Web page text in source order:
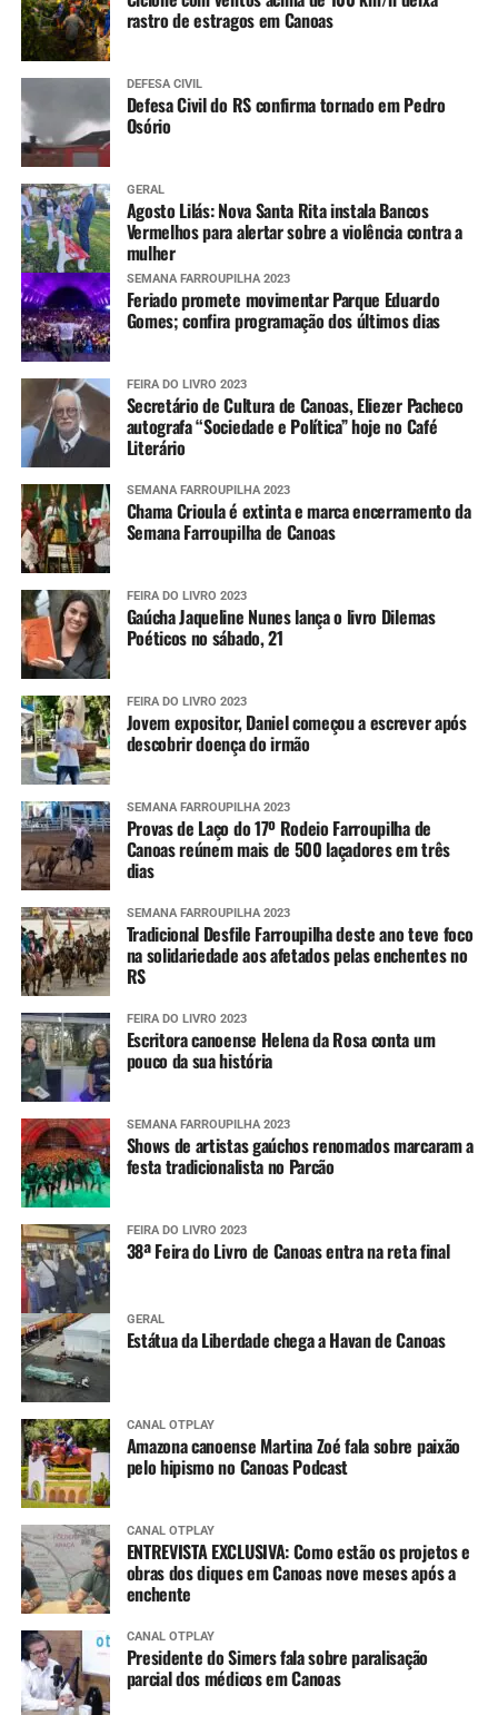
rastro de estragos em Canoas
DEFESA CIVIL
Defesa Civil do RS confirma tornado em Pedro
Osório
GERAL
Agosto Lilás: Nova Santa Rita instala Bancos
Vermelhos para alertar sobre a violência contra a
mulher
SEMANA FARROUPILHA 2023
Feriado promete movimentar Parque Eduardo
Gomes; confira programação dos últimos dias
FEIRA DO LIVRO 2023
Secretário de Cultura de Canoas, Eliezer Pacheco
autografa “Sociedade e Política” hoje no Café
Literário
SEMANA FARROUPILHA 2023
Chama Crioula é extinta e marca encerramento da
Semana Farroupilha de Canoas
FEIRA DO LIVRO 2023
Gaúcha Jaqueline Nunes lança o livro Dilemas
Poéticos no sábado, 21
FEIRA DO LIVRO 2023
Jovem expositor, Daniel começou a escrever após
descobrir doença do irmão
SEMANA FARROUPILHA 2023
Provas de Laço do 17º Rodeio Farroupilha de
Canoas reúnem mais de 500 laçadores em três
dias
SEMANA FARROUPILHA 2023
Tradicional Desfile Farroupilha deste ano teve foco
na solidariedade aos afetados pelas enchentes no
RS
FEIRA DO LIVRO 2023
Escritora canoense Helena da Rosa conta um
pouco da sua história
SEMANA FARROUPILHA 2023
Shows de artistas gaúchos renomados marcaram a
festa tradicionalista no Parcão
FEIRA DO LIVRO 2023
38ª Feira do Livro de Canoas entra na reta final
GERAL
Estátua da Liberdade chega a Havan de Canoas
CANAL OTPLAY
Amazona canoense Martina Zoé fala sobre paixão
pelo hipismo no Canoas Podcast
CANAL OTPLAY
ENTREVISTA EXCLUSIVA: Como estão os projetos e
obras dos diques em Canoas nove meses após a
enchente
CANAL OTPLAY
Presidente do Simers fala sobre paralisação
parcial dos médicos em Canoas